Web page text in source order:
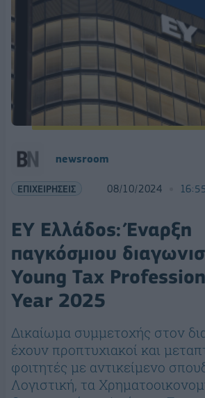
newsroom
ΕΠΙΧΕΙΡΗΣΕΙΣ 08/10/2024 16:55
ΕΥ Ελλάδος: Έναρξη
παγκόσμιου
Young Tax
Year 2025
Δικαίωμα συμμετοχής στον
έχουν προπτυχιακοί και
φοιτητές με αντικείμενο
Λογιστική, τα